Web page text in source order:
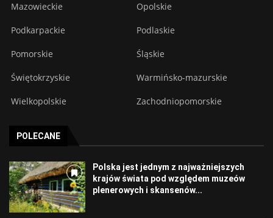
Mazowieckie Opolskie
Podkarpackie Podlaskie
Pomorskie Śląskie
Świętokrzyskie Warmińsko-mazurskie
Wielkopolskie Zachodniopomorskie
POLECANE
Polska jest jednym z najważniejszych
krajów świata pod względem muzeów
plenerowych i skansenów...